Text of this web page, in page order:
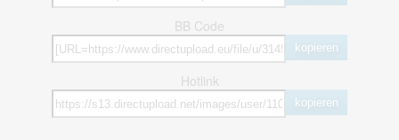
BB Code
kopieren
Hotlink
kopieren